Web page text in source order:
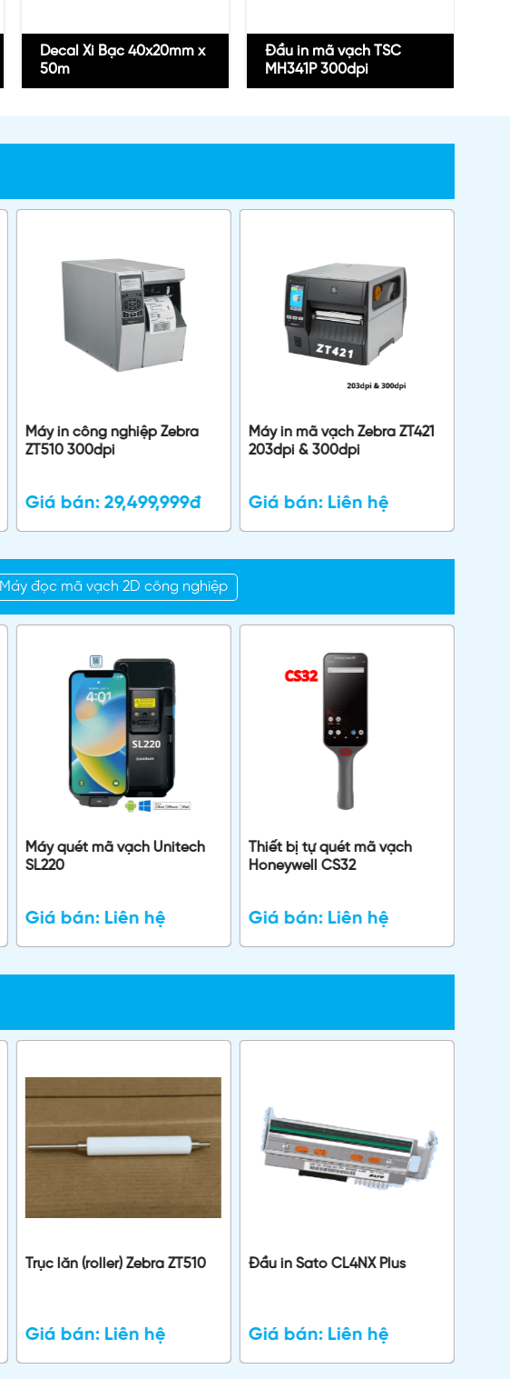
Decal Xi Bạc 40x20mm x
50m
Đầu in mã vạch TSC
MH341P 300dpi
Máy in công nghiệp Zebra
ZT510 300dpi
Giá bán: 29,499,999đ
Máy in mã vạch Zebra ZT421
203dpi & 300dpi
Giá bán:Liên hệ
Máy đọc mã vạch 2D công nghiệp
Máy quét mã vạch Unitech
SL220
Giá bán: Liên hệ
Thiết bị tự quét mã vạch
Honeywell CS32
Giá bán:Liên hệ
Trục lăn (roller) Zebra ZT510
Giá bán: Liên hệ
Đầu in Sato CL4NX Plus
Giá bán: Liên hệ